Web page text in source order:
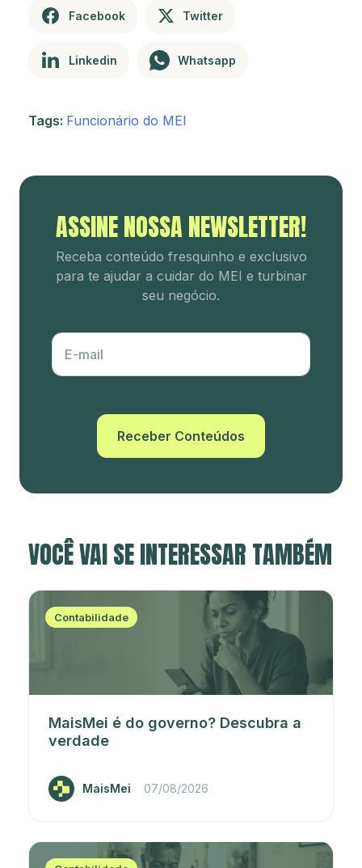
Facebook Twitter
Linkedin Whatsapp
Tags: Funcionário do MEI
ASSINE NOSSA NEWSLETTER!
Receba conteúdo fresquinho e exclusivo
para te ajudar a cuidar do MEI e turbinar
seu negócio.
E-mail
Receber Conteúdos
VOCÊ VAI SE INTERESSAR TAMBÉM
Contabilidade
MaisMei é do governo? Descubra a
verdade
MaisMei 07/08/2026